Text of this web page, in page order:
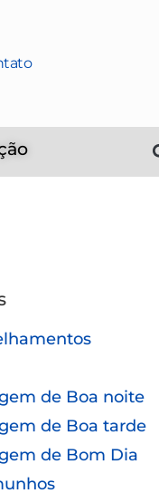
de Boa noite
de Boa tarde
de Bom Dia